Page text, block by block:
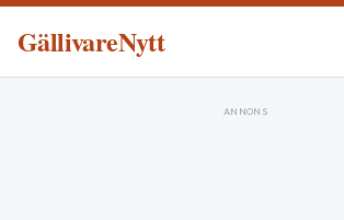
GällivareNytt
ANNONS